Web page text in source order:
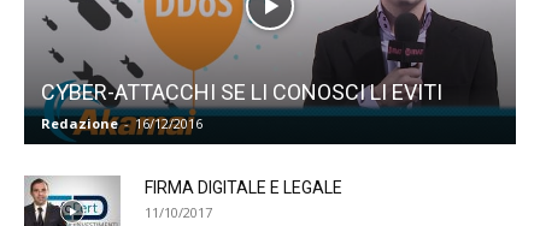
CYBER-ATTACCHI SE LI CONOSCI LI EVITI
Redazione - 16/12/2016
FIRMA DIGITALE E LEGALE
11/10/2017